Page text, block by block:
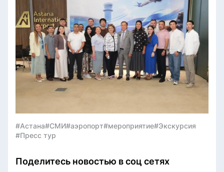
#Астана#СМИ#аэропорт#мероприятие#Экскурсия
#Пресс тур
Поделитесь новостью в соц сетях